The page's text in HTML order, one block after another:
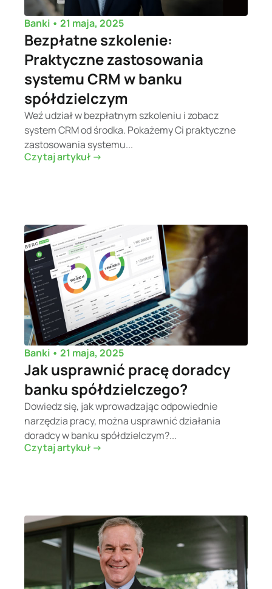
Banki • 21 maja, 2025
Bezpłatne szkolenie:
Praktyczne zastosowania
systemu CRM w banku
spółdzielczym
Weź udział w bezpłatnym szkoleniu i zobacz
system CRM od środka. Pokażemy Ci praktyczne
zastosowania systemu...
Czytaj artykuł ->
Banki • 21 maja, 2025
Jak usprawnić pracę doradcy
banku spółdzielczego?
Dowiedz się, jak wprowadzając odpowiednie
narzędzia pracy, można usprawnić działania
doradcy w banku spółdzielczym?...
Czytaj artykuł ->